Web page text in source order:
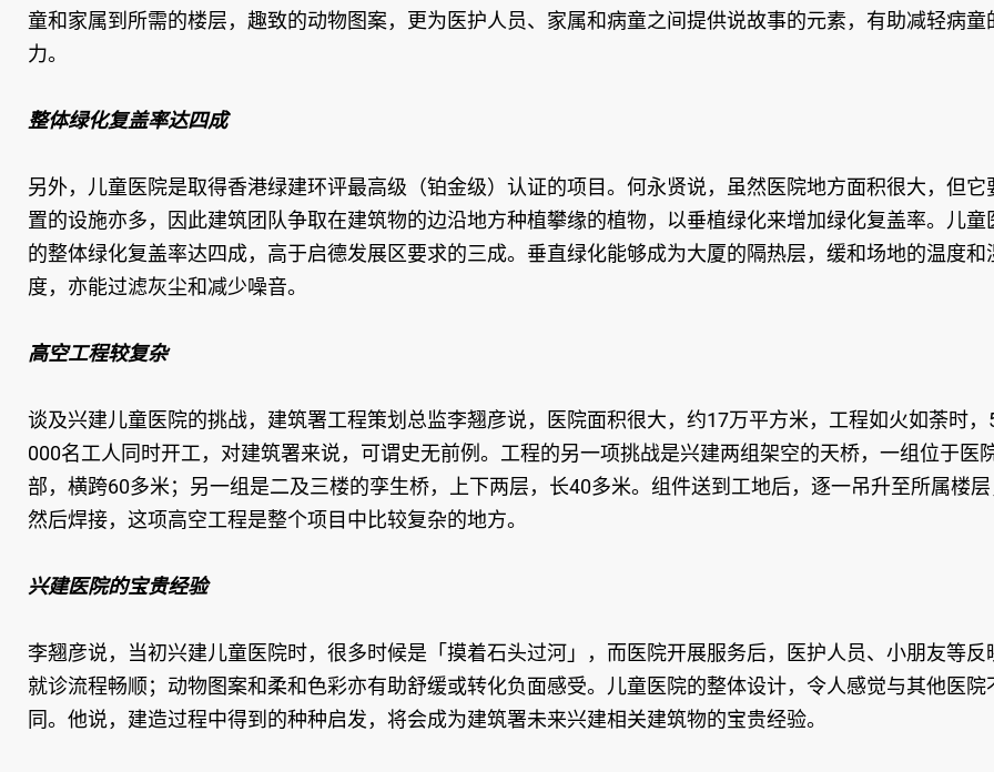
童和家属到所需的楼层，趣致的动物图案，更为医护人员、家属和病童之间提供说故事的元素，有助减轻病童
力。
整体绿化复盖率达四成
另外，儿童医院是取得香港绿建环评最高级（铂金级）认证的项目。何永贤说，虽然医院地方面积很大，但它
置的设施亦多，因此建筑团队争取在建筑物的边沿地方种植攀缘的植物，以垂植绿化来增加绿化复盖率。儿童
的整体绿化复盖率达四成，高于启德发展区要求的三成。垂直绿化能够成为大厦的隔热层，缓和场地的温度和
度，亦能过滤灰尘和减少噪音。
高空工程较复杂
谈及兴建儿童医院的挑战，建筑署工程策划总监李翘彦说，医院面积很大，约17万平方米，工程如火如荼时，
000名工人同时开工，对建筑署来说，可谓史无前例。工程的另一项挑战是兴建两组架空的天桥，一组位于医
部，横跨60多米；另一组是二及三楼的孪生桥，上下两层，长40多米。组件送到工地后，逐一吊升至所属楼
然后焊接，这项高空工程是整个项目中比较复杂的地方。
兴建医院的宝贵经验
李翘彦说，当初兴建儿童医院时，很多时候是「摸着石头过河」，而医院开展服务后，医护人员、小朋友等反
就诊流程畅顺；动物图案和柔和色彩亦有助舒缓或转化负面感受。儿童医院的整体设计，令人感觉与其他医院
同。他说，建造过程中得到的种种启发，将会成为建筑署未来兴建相关建筑物的宝贵经验。